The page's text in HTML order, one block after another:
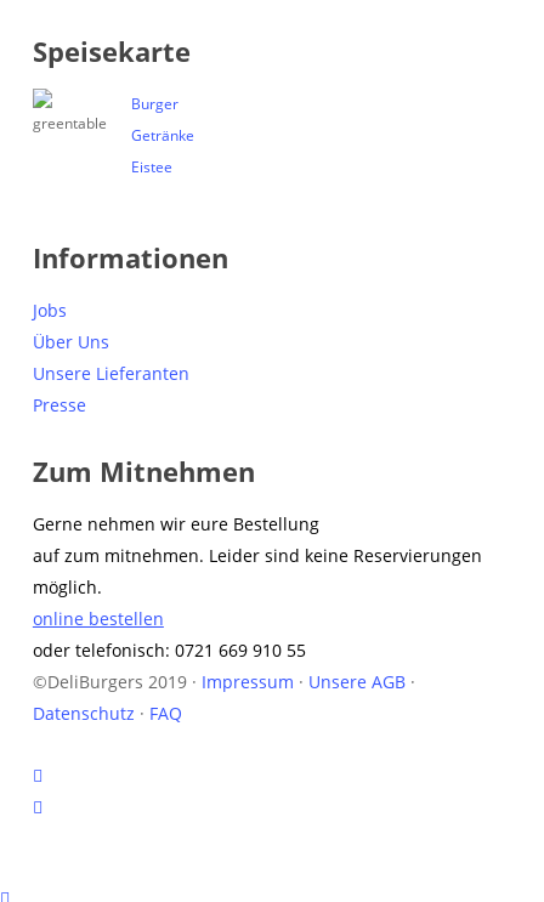
Speisekarte
Burger
Getränke
Eistee
Informationen
Jobs
Über Uns
Unsere Lieferanten
Presse
Zum Mitnehmen
Gerne nehmen wir eure Bestellung
auf zum mitnehmen. Leider sind keine Reservierungen
möglich.
online bestellen
oder telefonisch: 0721 669 910 55
©DeliBurgers 2019 · Impressum · Unsere AGB·
Datenschutz · FAQ
facebook
instagram